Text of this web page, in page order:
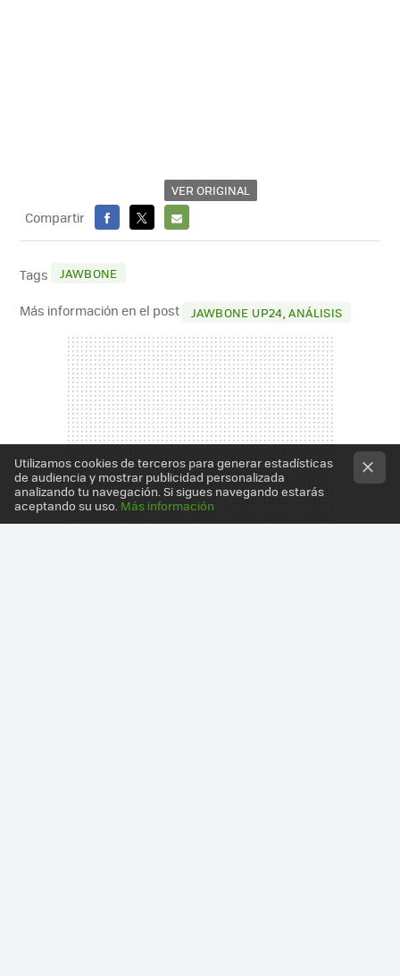
VER ORIGINAL
Compartir
FACEBOOK
X
E-
Tags JAWBONE
Más información en el post JAWBONE UP24, ANÁLISIS
Utilizamos cookies de terceros para generar estadísticas
de audiencia y mostrar publicidad personalizada
analizando tu navegación. Si sigues navegando estarás
aceptando su uso. Más información